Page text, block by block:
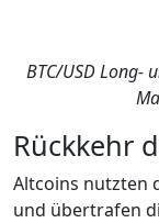
BTC/USD Long-
Rückkehr
Altcoins nutzten
und übertrafen